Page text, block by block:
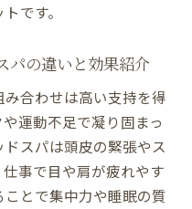
です。
パの違いと効果紹介
合わせは高い支持を得
運動不足で凝り固まっ
スパは頭皮の緊張やス
事で目や肩が疲れやす
とで集中力や睡眠の質